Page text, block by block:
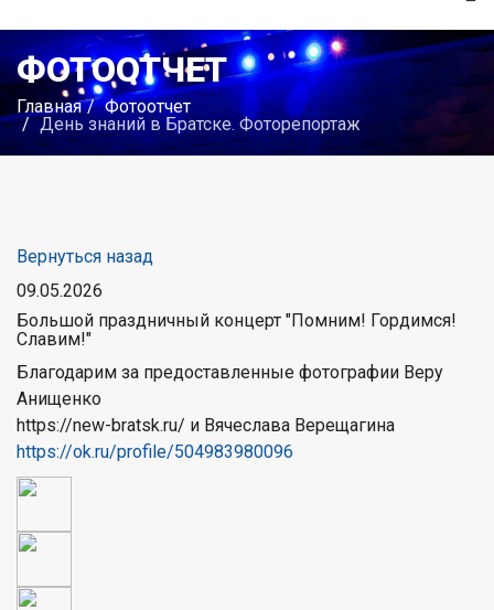
ФОТООТЧЕТ
Главная
Фотоотчет
День знаний в Братске. Фоторепортаж
Вернуться назад
09.05.2026
Большой праздничный концерт "Помним! Гордимся!
Славим!"
Благодарим за предоставленные фотографии Веру
Анищенко
https://new-bratsk.ru/ и Вячеслава Верещагина
https://ok.ru/profile/504983980096